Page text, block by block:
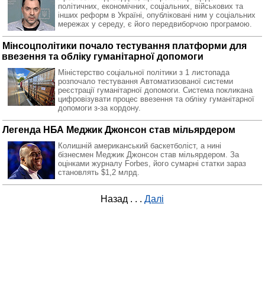
політичних, економічних, соціальних, військових та
інших реформ в Україні, опубліковані ним у соціальних
мережах у середу, є його передвиборчою програмою.
Мінсоцполітики почало тестування платформи для
ввезення та обліку гуманітарної допомоги
Міністерство соціальної політики з 1 листопада
розпочало тестування Автоматизованої системи
реєстрації гуманітарної допомоги. Система покликана
цифровізувати процес ввезення та обліку гуманітарної
допомоги з-за кордону.
Легенда НБА Меджик Джонсон став мільярдером
Колишній американський баскетболіст, а нині
бізнесмен Меджик Джонсон став мільярдером. За
оцінками журналу Forbes, його сумарні статки зараз
становлять $1,2 млрд.
Назад . . . Далі